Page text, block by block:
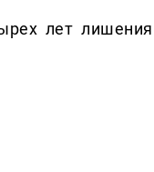
лет лишения